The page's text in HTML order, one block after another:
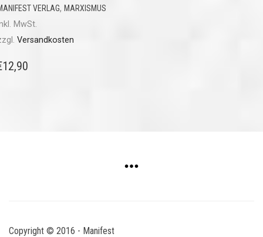
VERLAG, MARXISMUS
MwSt.
Versandkosten
12,90
Copyright © 2016 - Manifest